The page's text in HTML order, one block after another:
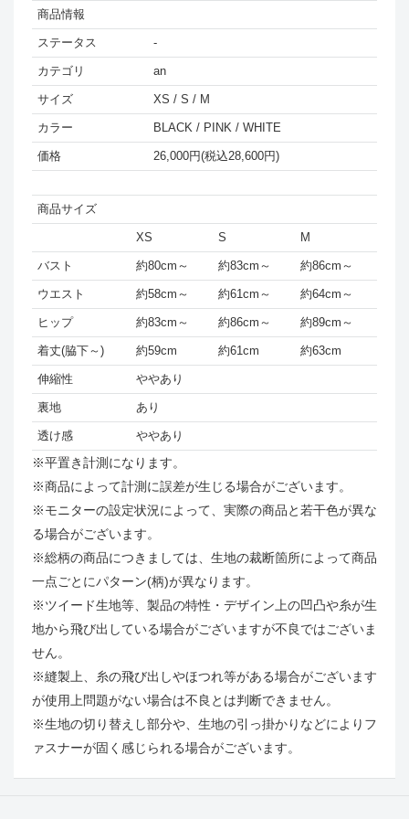
商品情報
ステータス -
カテゴリ an
サイズ XS / S / M
カラー BLACK / PINK / WHITE
価格 26,000円(税込28,600円)
商品サイズ
XS S M
バスト 約80cm～ 約83cm～ 約86cm～
ウエスト 約58cm～ 約61cm～ 約64cm～
ヒップ 約83cm～ 約86cm～ 約89cm～
着丈(脇下～) 約59cm 約61cm 約63cm
伸縮性 ややあり
裏地 あり
透け感 ややあり
※平置き計測になります。
※商品によって計測に誤差が生じる場合がございます。
※モニターの設定状況によって、実際の商品と若干色が異な
る場合がございます。
※総柄の商品につきましては、生地の裁断箇所によって商品
一点ごとにパターン(柄)が異なります。
※ツイード生地等、製品の特性・デザイン上の凹凸や糸が生
地から飛び出している場合がございますが不良ではございま
せん。
※縫製上、糸の飛び出しやほつれ等がある場合がございます
が使用上問題がない場合は不良とは判断できません。
※生地の切り替えし部分や、生地の引っ掛かりなどによりフ
ァスナーが固く感じられる場合がございます。